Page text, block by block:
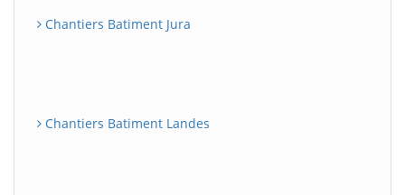
Chantiers Batiment Jura
Chantiers Batiment Landes